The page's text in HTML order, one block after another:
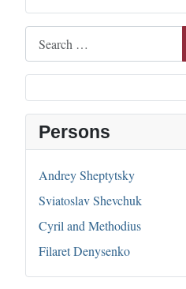
Persons
Andrey Sheptytsky
Sviatoslav Shevchuk
Cyril and Methodius
Filaret Denysenko